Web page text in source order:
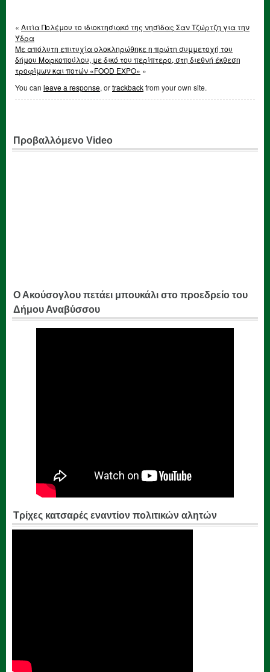
« Αιτία Πολέμου το ιδιοκτησιακό της νησίδας Σαν Τζώρτζη για την
Ύδρα
Με απόλυτη επιτυχία ολοκληρώθηκε η πρώτη συμμετοχή του
δήμου Μαρκοπούλου, με δικό του περίπτερο, στη διεθνή έκθεση
τροφίμων και ποτών «FOOD EXPO» »
You can leave a response, ortrackbackfrom your own site.
Προβαλλόμενο Video
Ο Ακούσογλου πετάει μπουκάλι στο προεδρείο του
Δήμου Αναβύσσου
Τρίχες κατσαρές εναντίον πολιτικών αλητών